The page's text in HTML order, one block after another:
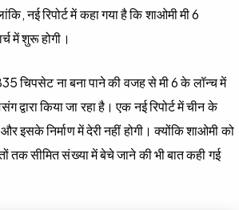
नई रिपोर्ट में कहा गया है कि शाओमी मी 6
में शुरू होगी।
चिपसेट ना बना पाने की वजह से मी 6 के लॉन्च में
किया जा रहा है। एक नई रिपोर्ट में चीन के
इसके निर्माण में देरी नहीं होगी। क्योंकि शाओमी को
तक सीमित संख्या में बेचे जाने की भी बात कही गई